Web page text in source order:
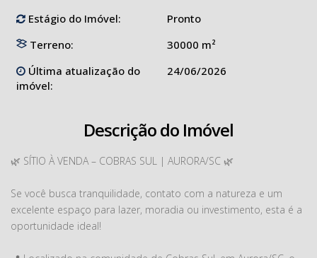
Estágio do Imóvel:
Pronto
Terreno:
30000 m²
Última atualização do
imóvel:
24/06/2026
Descrição do Imóvel
🌿 SÍTIO À VENDA – COBRAS SUL | AURORA/SC 🌿
Se você busca tranquilidade, contato com a natureza e um
excelente espaço para lazer, moradia ou investimento, esta é a
oportunidade ideal!